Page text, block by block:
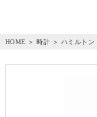
HOME ＞ 時計 ＞ ハミルトン